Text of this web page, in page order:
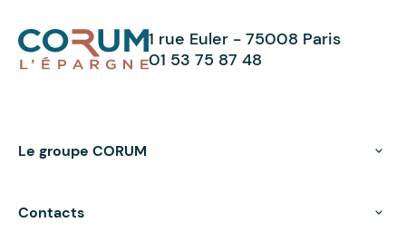
1 rue Euler - 75008 Paris
01 53 75 87 48
Le groupe CORUM
Contacts